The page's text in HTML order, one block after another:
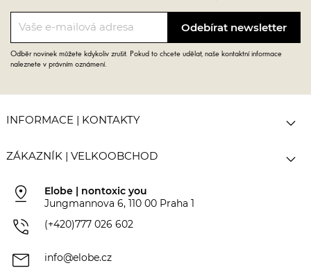
Odběr novinek můžete kdykoliv zrušit. Pokud to chcete udělat, naše kontaktní informace
naleznete v právním oznámení.
INFORMACE | KONTAKTY 
ZÁKAZNÍK | VELKOOBCHOD 
pin_drop
Elobe | nontoxic you
Jungmannova 6, 110 00 Praha 1
phone_in_talk (+420)777 026 602
mail info@elobe.cz